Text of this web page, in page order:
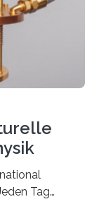
dass sich
Tag